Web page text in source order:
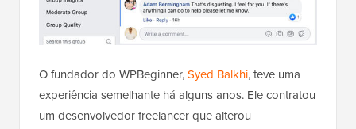
O fundador do WPBeginner,Syed Balkhi, teve uma
experiência semelhante há alguns anos. Ele contratou
um desenvolvedor freelancer que alterou